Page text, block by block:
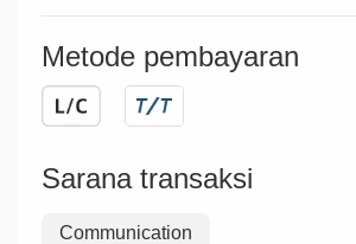
Metode pembayaran
Sarana transaksi
Communication